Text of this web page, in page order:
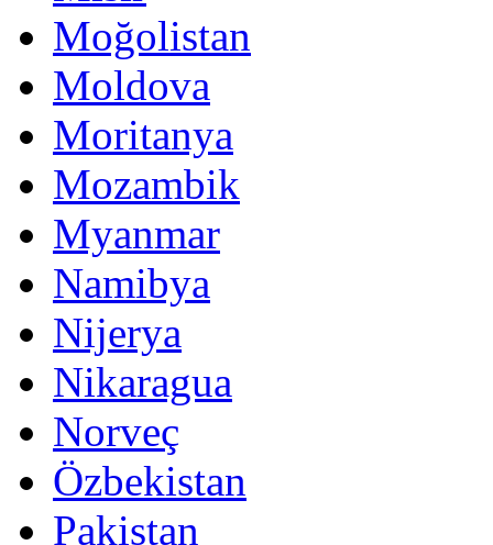
Moğolistan
Moldova
Moritanya
Mozambik
Myanmar
Namibya
Nijerya
Nikaragua
Norveç
Özbekistan
Pakistan